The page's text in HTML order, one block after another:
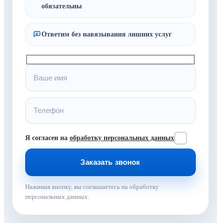
обязательны
Ответим без навязывания лишних услуг
Я согласен на обработку персональных данных
Нажимая кнопку, вы соглашаетесь на обработку
персональных данных.